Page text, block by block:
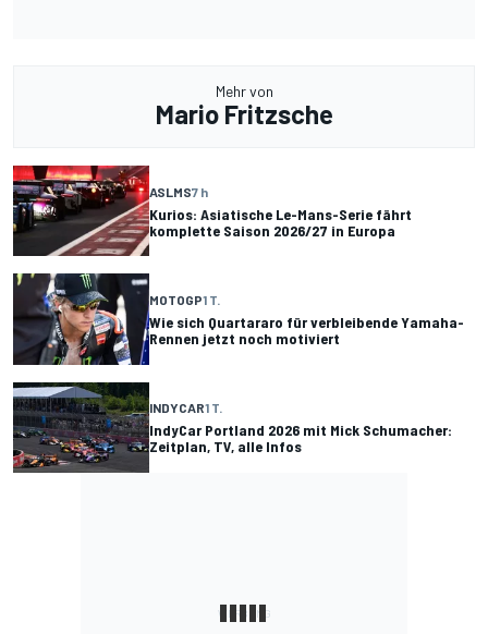
Mehr von
Mario Fritzsche
ASLMS7 h
Kurios: Asiatische Le-Mans-Serie fährt
komplette Saison 2026/27 in Europa
MOTOGP1 T.
Wie sich Quartararo für verbleibende Yamaha-
Rennen jetzt noch motiviert
INDYCAR1 T.
IndyCar Portland 2026 mit Mick Schumacher:
Zeitplan, TV, alle Infos